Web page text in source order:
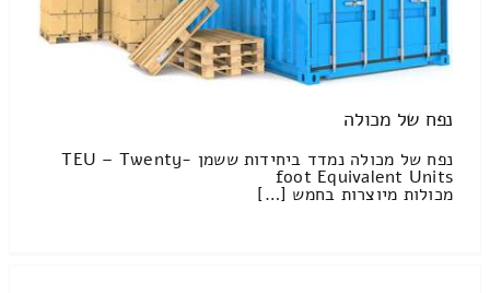
נפח של מכולה
נפח של מכולה נמדד ביחידות ששמן TEU – Twenty-
foot Equivalent Units
מכולות מיוצרות בחמש […]